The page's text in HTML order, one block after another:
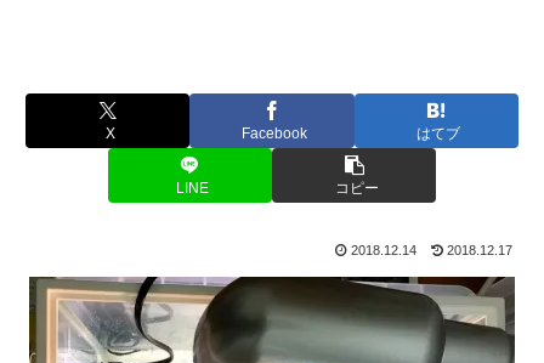
X Facebook はてブ
LINE コピー
2018.12.14 2018.12.17